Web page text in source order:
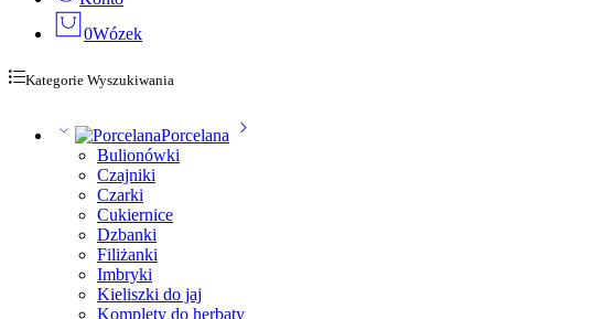
0Wózek
Kategorie Wyszukiwania
Porcelana
Bulionówki
Czajniki
Czarki
Cukiernice
Dzbanki
Filiżanki
Imbryki
Kieliszki do jaj
Komplety do herbaty